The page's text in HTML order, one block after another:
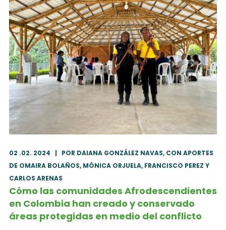
02 .02. 2024 | POR DAIANA GONZÁLEZ NAVAS, CON APORTES
DE OMAIRA BOLAÑOS, MÓNICA ORJUELA, FRANCISCO PEREZ Y
CARLOS ARENAS
Cómo las comunidades Afrodescendientes
en Colombia han creado y conservado
áreas protegidas en medio del conflicto